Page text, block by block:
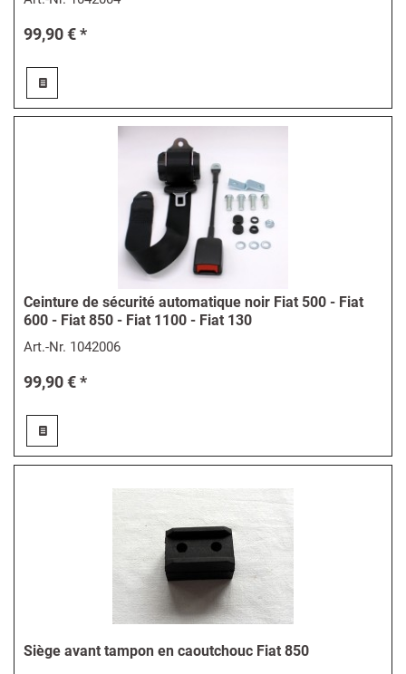
99,90 € *
Ceinture de sécurité automatique noir Fiat 500 - Fiat
600 - Fiat 850 - Fiat 1100 - Fiat 130
Art.-Nr. 1042006
99,90 € *
Siège avant tampon en caoutchouc Fiat 850